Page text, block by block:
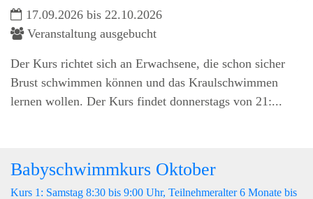
17.09.2026 bis 22.10.2026
Veranstaltung ausgebucht
Der Kurs richtet sich an Erwachsene, die schon sicher
Brust schwimmen können und das Kraulschwimmen
lernen wollen. Der Kurs findet donnerstags von 21:...
Babyschwimmkurs Oktober
Kurs 1: Samstag 8:30 bis 9:00 Uhr, Teilnehmeralter 6 Monate bis